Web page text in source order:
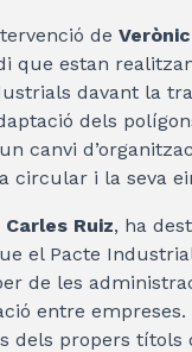
de
que estan
davant la
dels
canvi
circular i la seva
Carles Ruiz, ha
el Pacte
de les
entre
dels propers títols